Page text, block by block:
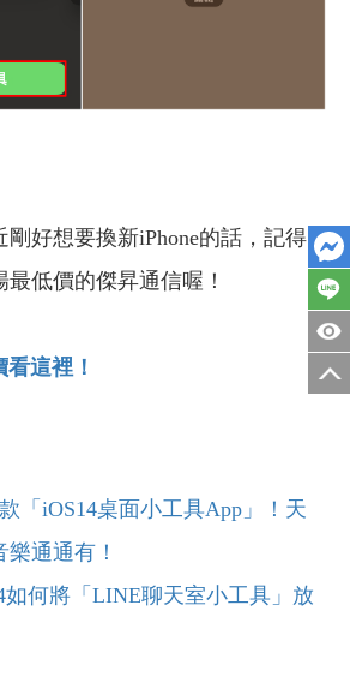
好想要換新iPhone的話，記得
低價的傑昇通信喔！
看這裡！
「iOS14桌面小工具App」！天
通通有！
如何將「LINE聊天室小工具」放